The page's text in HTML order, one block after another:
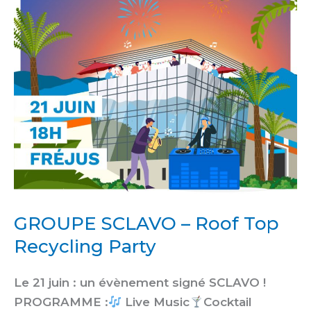
GROUPE SCLAVO – Roof Top
Recycling Party
Le 21 juin : un évènement signé SCLAVO !
PROGRAMME :
Live Music Cocktail
Top
Recycling
Party